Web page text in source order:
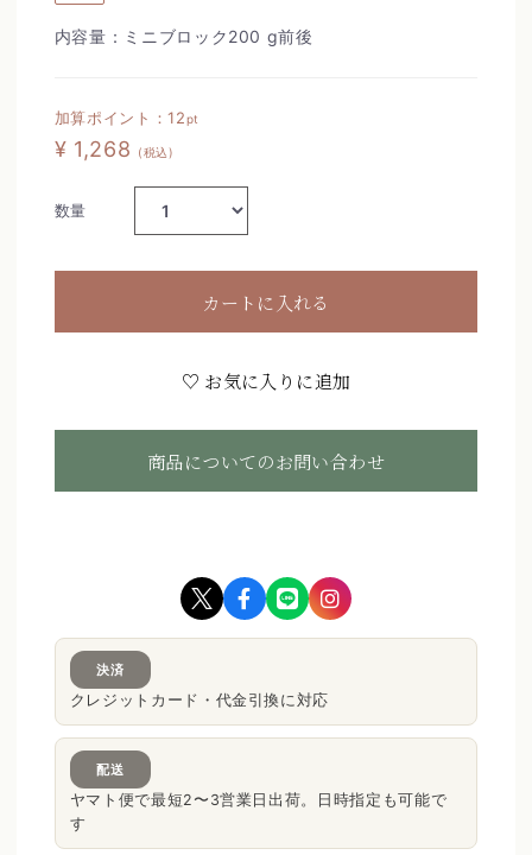
内容量：ミニブロック200 g前後
加算ポイント：12pt
¥ 1,268 (税込)
数量
カートに入れる
♡ お気に入りに追加
商品についてのお問い合わせ
決済
クレジットカード・代金引換に対応
配送
ヤマト便で最短2〜3営業日出荷。日時指定も可能で
す